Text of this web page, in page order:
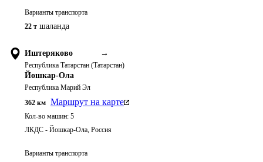
Варианты транспорта
22 т шаланда
Иштеряково →
Республика Татарстан (Татарстан)
Йошкар-Ола
Республика Марий Эл
362 км Маршрут на карте
Кол-во машин: 5
ЛКДС - Йошкар-Ола, Россия
Варианты транспорта